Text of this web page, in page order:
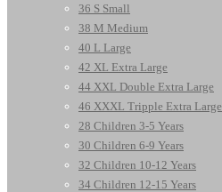
36 S Small
38 M Medium
40 L Large
42 XL Extra Large
44 XXL Double Extra Large
46 XXXL Tripple Extra Large
28 Children 3-5 Years
30 Children 6-9 Years
32 Children 10-12 Years
34 Children 12-15 Years